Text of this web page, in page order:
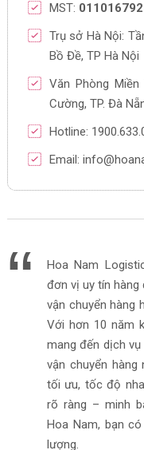
MST:
Trụ sở Hà Nội:
Bồ Đề, TP Hà Nội
Văn Phòng
Cường, TP. Đà
Hotline:
Email:
Hoa Nam
đơn vị uy tín hàng
vận chuyển hàng
Với hơn 10 năm
mang đến dịch
vận chuyển
tối ưu, tốc độ
rõ ràng – minh
Hoa Nam, bạn
lượng.